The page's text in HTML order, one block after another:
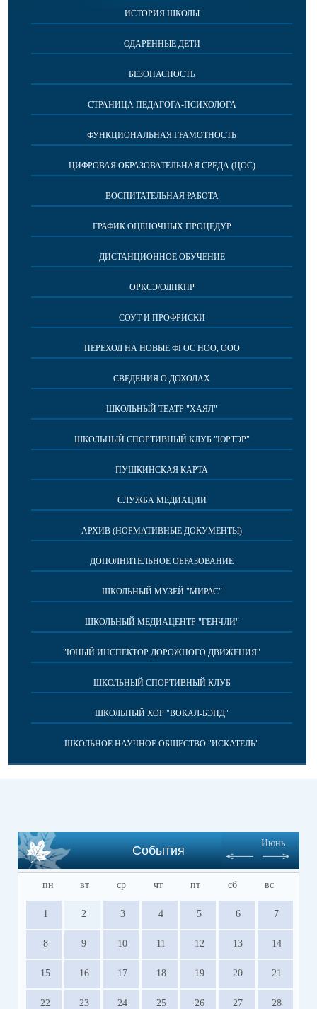
ИСТОРИЯ ШКОЛЫ
ОДАРЕННЫЕ ДЕТИ
БЕЗОПАСНОСТЬ
СТРАНИЦА ПЕДАГОГА-ПСИХОЛОГА
ФУНКЦИОНАЛЬНАЯ ГРАМОТНОСТЬ
ЦИФРОВАЯ ОБРАЗОВАТЕЛЬНАЯ СРЕДА (ЦОС)
ВОСПИТАТЕЛЬНАЯ РАБОТА
ГРАФИК ОЦЕНОЧНЫХ ПРОЦЕДУР
ДИСТАНЦИОННОЕ ОБУЧЕНИЕ
ОРКСЭ/ОДНКНР
СОУТ И ПРОФРИСКИ
ПЕРЕХОД НА НОВЫЕ ФГОС НОО, ООО
СВЕДЕНИЯ О ДОХОДАХ
ШКОЛЬНЫЙ ТЕАТР "ХАЯЛ"
ШКОЛЬНЫЙ СПОРТИВНЫЙ КЛУБ "ЮРТЭР"
ПУШКИНСКАЯ КАРТА
СЛУЖБА МЕДИАЦИИ
АРХИВ (НОРМАТИВНЫЕ ДОКУМЕНТЫ)
ДОПОЛНИТЕЛЬНОЕ ОБРАЗОВАНИЕ
ШКОЛЬНЫЙ МУЗЕЙ "МИРАС"
ШКОЛЬНЫЙ МЕДИАЦЕНТР "ГЕНЧЛИ"
"ЮНЫЙ ИНСПЕКТОР ДОРОЖНОГО ДВИЖЕНИЯ"
ШКОЛЬНЫЙ СПОРТИВНЫЙ КЛУБ
ШКОЛЬНЫЙ ХОР "ВОКАЛ-БЭНД"
ШКОЛЬНОЕ НАУЧНОЕ ОБЩЕСТВО "ИСКАТЕЛЬ"
События
Июнь
пн вт ср чт пт сб вс
1 2 3 4 5 6 7
8 9 10 11 12 13 14
15 16 17 18 19 20 21
22 23 24 25 26 27 28